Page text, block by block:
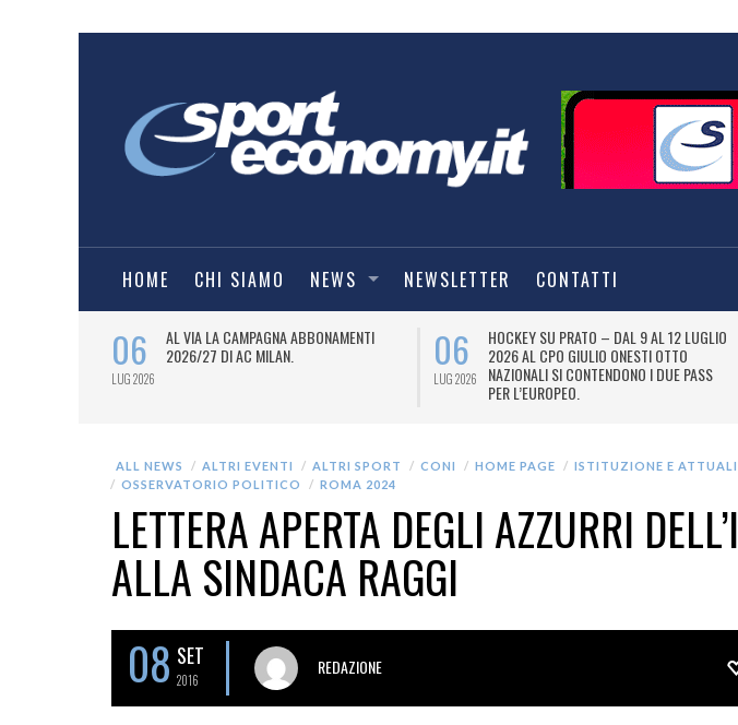
HOME CHI SIAMO NEWS NEWSLETTER CONTATTI
06
LUG 2026
AL VIA LA CAMPAGNA ABBONAMENTI
2026/27 DI AC MILAN.
06
LUG 2026
HOCKEY SU PRATO – DAL 9 AL 12 LUGLIO
2026 AL CPO GIULIO ONESTI OTTO
NAZIONALI SI CONTENDONO I DUE PASS
PER L’EUROPEO.
ALL NEWS ALTRI EVENTI ALTRI SPORT CONI HOME PAGE ISTITUZIONE E
OSSERVATORIO POLITICO
ROMA 2024
LETTERA APERTA DEGLI AZZURRI
ALLA SINDACA RAGGI
08 SET
2016
REDAZIONE